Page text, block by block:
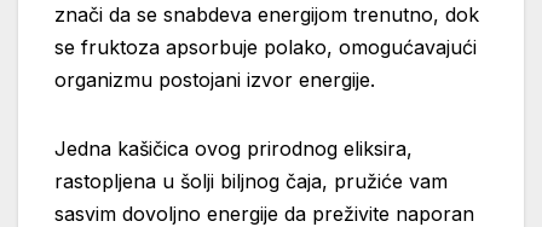
znači da se snabdeva energijom trenutno, dok
se fruktoza apsorbuje polako, omogućavajući
organizmu postojani izvor energije.
Jedna kašičica ovog prirodnog eliksira,
rastopljena u šolji biljnog čaja, pružiće vam
sasvim dovoljno energije da preživite naporan